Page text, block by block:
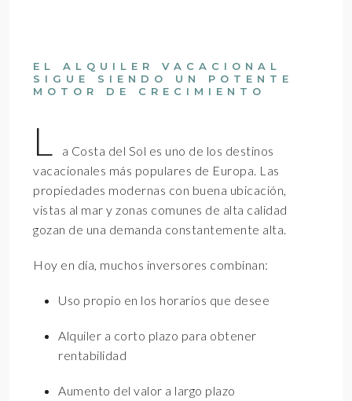
EL ALQUILER VACACIONAL
SIGUE SIENDO UN POTENTE
MOTOR DE CRECIMIENTO
L
a Costa del Sol es uno de los destinos
vacacionales más populares de Europa. Las
propiedades modernas con buena ubicación,
vistas al mar y zonas comunes de alta calidad
gozan de una demanda constantemente alta.
Hoy en día, muchos inversores combinan:
Uso propio en los horarios que desee
Alquiler a corto plazo para obtener
rentabilidad
Aumento del valor a largo plazo